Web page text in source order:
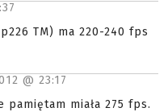
TM) ma 220-240 fps
@ 23:17
pamiętam miała 275 fps.